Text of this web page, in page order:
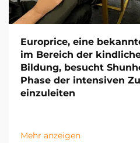
Europrice, eine
im Bereich der
Bildung, besucht
Phase der intensiven
einzuleiten
Mehr anzeigen